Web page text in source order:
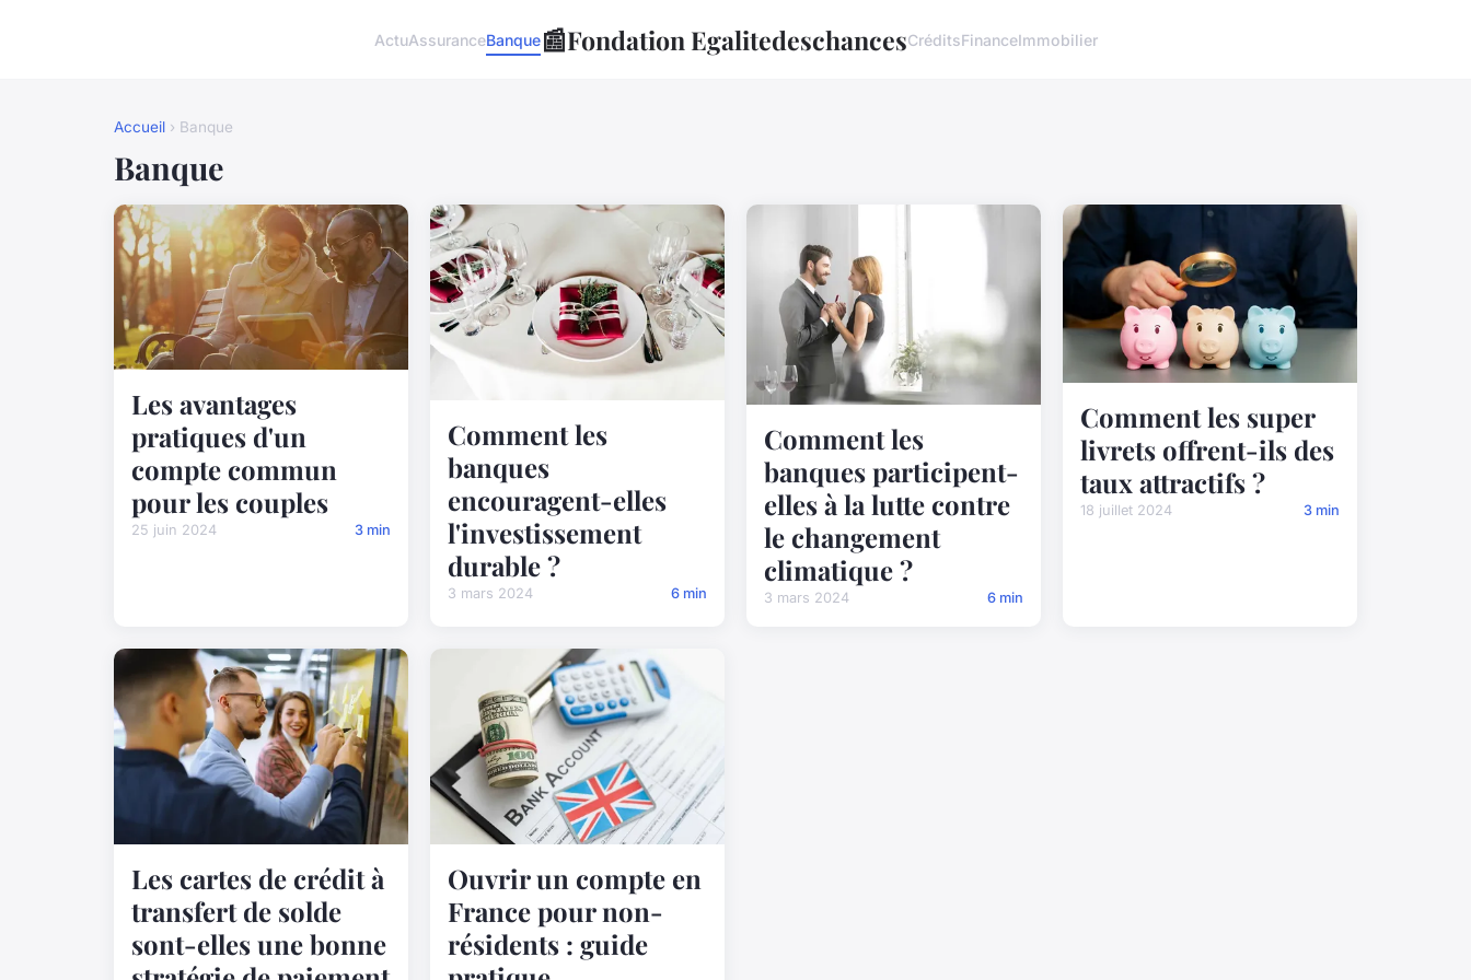
ActuAssuranceBanque📰Fondation EgalitedeschancesCréditsFinanceImmobilier
Accueil › Banque
Banque
Les avantages
pratiques d'un
compte commun
pour les couples
25 juin 2024 3 min
Comment les
banques
encouragent-elles
l'investissement
durable ?
3 mars 2024 6 min
Comment les
banques participent-
elles à la lutte contre
le changement
climatique ?
3 mars 2024 6 min
Comment les super
livrets offrent-ils des
taux attractifs ?
18 juillet 2024 3 min
Les cartes de crédit à
transfert de solde
sont-elles une bonne
Ouvrir un compte en
France pour non-
résidents : guide